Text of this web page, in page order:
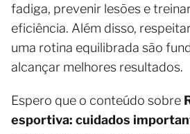
fadiga, prevenir lesões e
eficiência. Além disso,
uma rotina equilibrada são
alcançar melhores resultados.
Espero que o conteúdo sobre
esportiva: cuidados